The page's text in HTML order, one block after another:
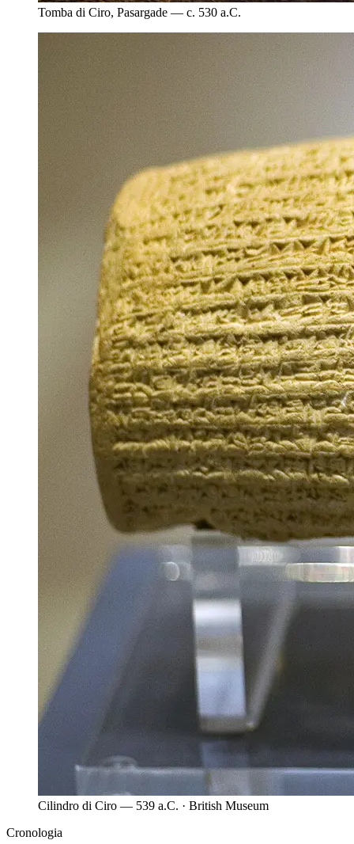
Tomba di Ciro, Pasargade — c. 530 a.C.
Cilindro di Ciro — 539 a.C. · British Museum
Cronologia